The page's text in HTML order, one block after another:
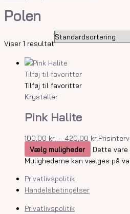
Polen
Viser 1 resultat
Tilføj til favoritter
Tilføj til favoritter
Krystaller
Pink Halite
100,00 kr. – 420,00 kr.
Vælg muligheder
Dette vare
Mulighederne kan vælges på
Privatlivspolitik
Handelsbetingelser
Privatlivspolitik